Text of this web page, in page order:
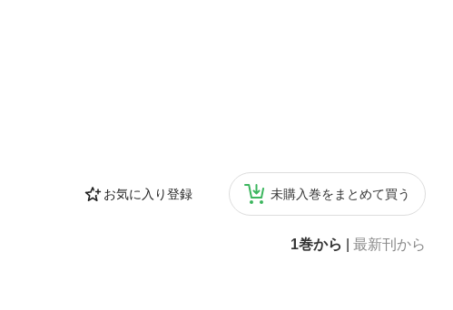
お気に入り登録 未購入巻をまとめて買う
1巻から 最新刊から